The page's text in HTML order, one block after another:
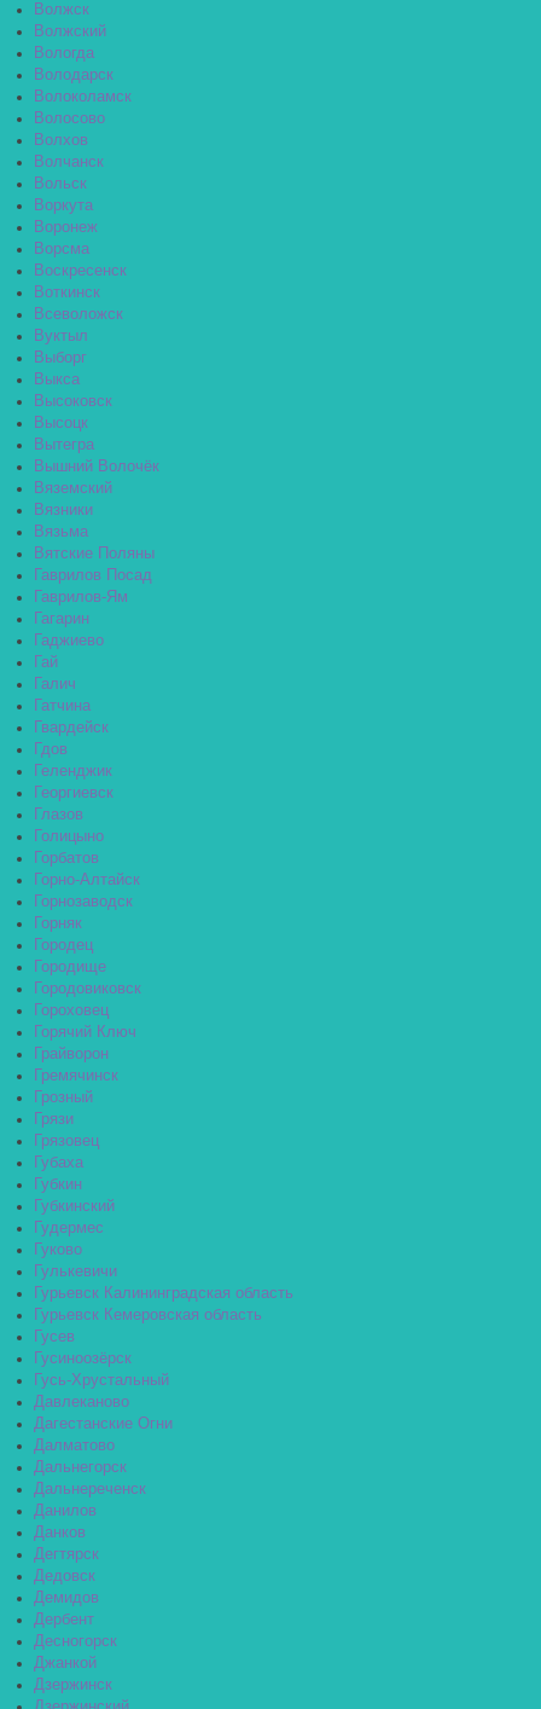
Волжск
Волжский
Вологда
Володарск
Волоколамск
Волосово
Волхов
Волчанск
Вольск
Воркута
Воронеж
Ворсма
Воскресенск
Воткинск
Всеволожск
Вуктыл
Выборг
Выкса
Высоковск
Высоцк
Вытегра
Вышний Волочёк
Вяземский
Вязники
Вязьма
Вятские Поляны
Гаврилов Посад
Гаврилов-Ям
Гагарин
Гаджиево
Гай
Галич
Гатчина
Гвардейск
Гдов
Геленджик
Георгиевск
Глазов
Голицыно
Горбатов
Горно-Алтайск
Горнозаводск
Горняк
Городец
Городище
Городовиковск
Гороховец
Горячий Ключ
Грайворон
Гремячинск
Грозный
Грязи
Грязовец
Губаха
Губкин
Губкинский
Гудермес
Гуково
Гулькевичи
Гурьевск Калининградская область
Гурьевск Кемеровская область
Гусев
Гусиноозёрск
Гусь-Хрустальный
Давлеканово
Дагестанские Огни
Далматово
Дальнегорск
Дальнереченск
Данилов
Данков
Дегтярск
Дедовск
Демидов
Дербент
Десногорск
Джанкой
Дзержинск